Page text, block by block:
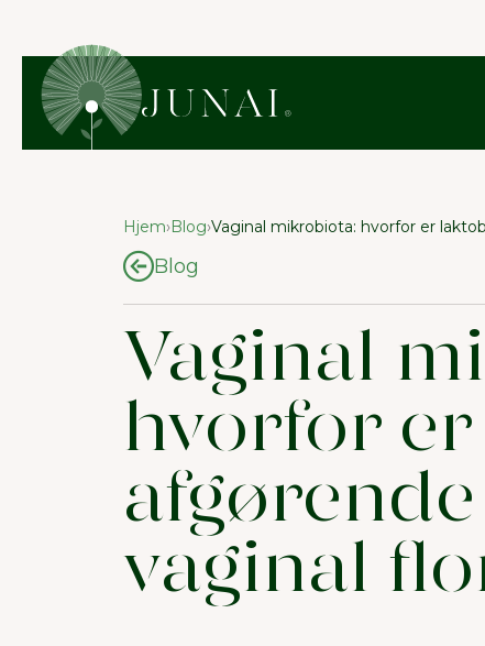
Hjem›Blog›Vaginal mikrobiota: hvorfor er
Blog
Vaginal
hvorfor
vaginal